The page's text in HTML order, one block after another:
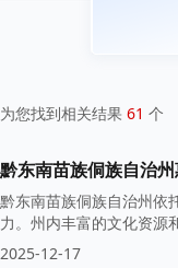
为您找到相关结果 61 个
黔东南苗族侗族自治
黔东南苗族侗族自治州依
力。州内丰富的文化资源
2025-12-17